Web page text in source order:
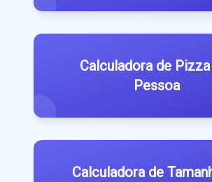
Calculadora de
Pessoa
Calculadora de